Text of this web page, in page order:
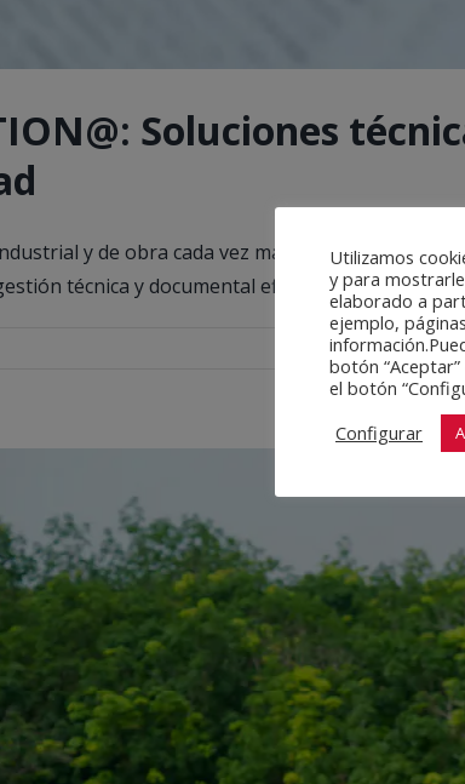
Soluciones
y de obra cada vez más exigente, donde
técnica y documental eficaz ya [...]
Utilizamos
y para
elaborado a
ejemplo,
botón
el botón
Configurar